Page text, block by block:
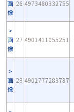
画
像
26 4973480332755
画
像
27 4901411055251
画
像
28 4901777283787